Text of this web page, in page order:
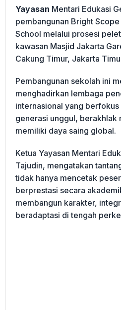
Yayasan Mentari Edukasi
pembangunan Bright
School melalui prosesi
kawasan Masjid Jakarta
Cakung Timur, Jakarta
Pembangunan sekolah ini
menghadirkan lembaga
internasional yang
generasi unggul, berakhlak
memiliki daya saing global.
Ketua Yayasan Mentari
Tajudin, mengatakan
tidak hanya mencetak
berprestasi secara
membangun karakter,
beradaptasi di tengah